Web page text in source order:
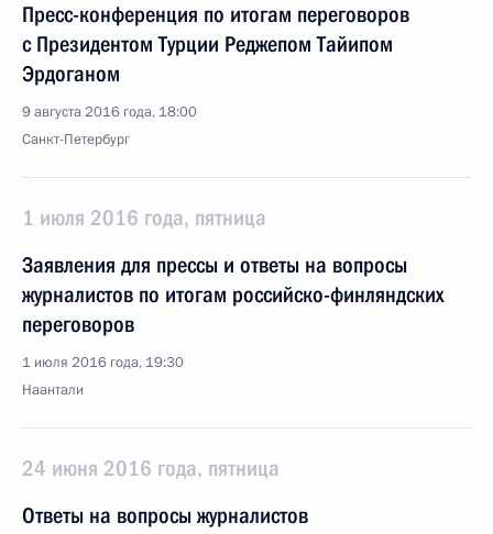
Пресс-конференция по итогам переговоров
с Президентом Турции Реджепом Тайипом
Эрдоганом
9 августа 2016 года, 18:00
Санкт-Петербург
1 июля 2016 года, пятница
Заявления для прессы и ответы на вопросы
журналистов по итогам российско-финляндских
переговоров
1 июля 2016 года, 19:30
Наантали
24 июня 2016 года, пятница
Ответы на вопросы журналистов